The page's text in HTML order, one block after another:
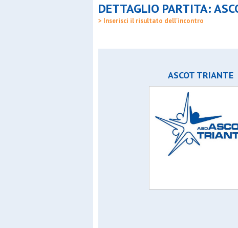
DETTAGLIO PARTITA:
> Inserisci il risultato dell'incontro
ASCOT TRIANTE